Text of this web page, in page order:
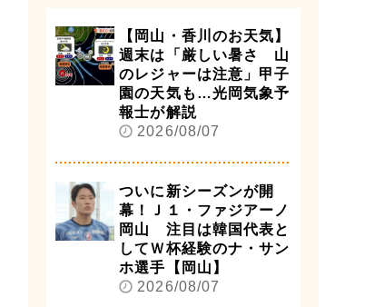
【岡山・香川のお天気】
週末は「厳しい暑さ 山
のレジャーは注意」甲子
園の天気も…光岡気象予
報士が解説
2026/08/07
ついに新シーズンが開
幕！Ｊ１・ファジアーノ
岡山 注目は韓国代表と
してＷ杯経験のナ・サン
ホ選手【岡山】
2026/08/07